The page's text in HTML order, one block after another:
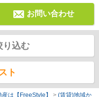
お問い合わせ
り込む
ト
は【FreeStyle】 > (賃貸)地域か